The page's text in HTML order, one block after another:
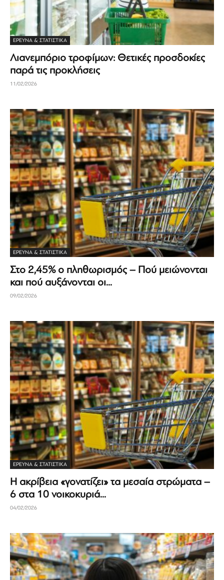
ΈΡΕΥΝΑ & ΣΤΑΤΙΣΤΙΚΆ
Λιανεμπόριο τροφίμων: Θετικές προσδοκίες
παρά τις προκλήσεις
11/02/2026
ΈΡΕΥΝΑ & ΣΤΑΤΙΣΤΙΚΆ
Στο 2,45% ο πληθωρισμός – Πού μειώνονται
και πού αυξάνονται οι...
09/02/2026
ΈΡΕΥΝΑ & ΣΤΑΤΙΣΤΙΚΆ
Η ακρίβεια «γονατίζει» τα μεσαία στρώματα –
6 στα 10 νοικοκυριά...
04/02/2026